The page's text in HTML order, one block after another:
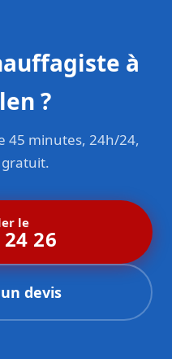
à
?
45 minutes, 24h/24,
gratuit.
le
26
devis